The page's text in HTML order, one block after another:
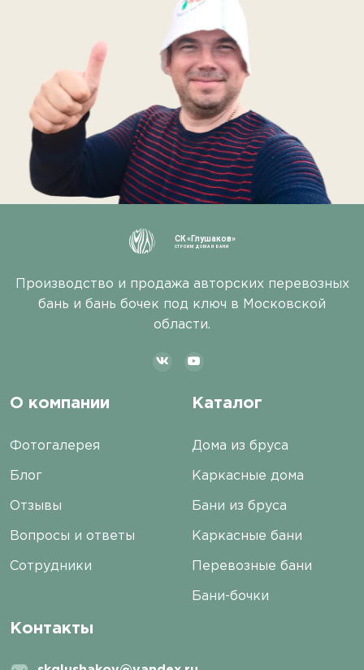
СК «Глушаков»
СТРОИМ ДОМА И БАНИ
Производство и продажа авторских перевозных
бань и бань бочек под ключ в Московской
области.
О компании
Фотогалерея
Блог
Отзывы
Вопросы и ответы
Сотрудники
Каталог
Дома из бруса
Каркасные дома
Бани из бруса
Каркасные бани
Перевозные бани
Бани-бочки
Контакты